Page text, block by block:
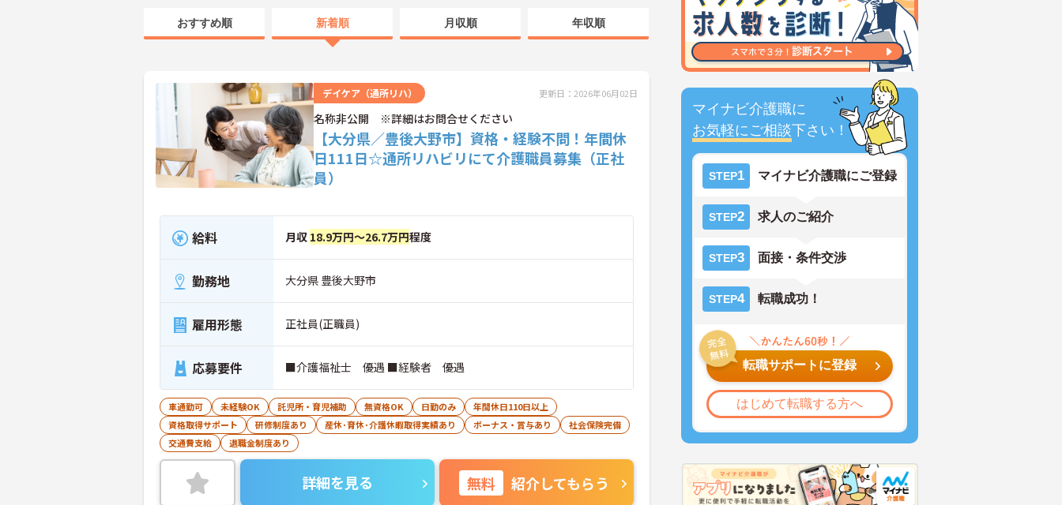
マイナビ介護職に
お気軽にご相談下さい！
STEP1 マイナビ介護職にご登録
STEP2 求人のご紹介
STEP3 面接・条件交渉
STEP4 転職成功！
転職サポートに登録
はじめて転職する方へ
おすすめ順 新着順 月収順 年収順
デイケア（通所リハ） 更新日：2026年06月02日
名称非公開 ※詳細はお問合せください
【大分県／豊後大野市】資格・経験不問！年間休
日111日☆通所リハビリにて介護職員募集（正社
員）
給料 月収 18.9万円～26.7万円程度
勤務地 大分県 豊後大野市
雇用形態 正社員(正職員)
応募要件 ■介護福祉士 優遇 ■経験者 優遇
車通勤可 未経験OK 託児所・育児補助 無資格OK 日勤のみ
年間休日110日以上
資格取得サポート
研修制度あり 産休･育休･介護休暇取得実績あり ボーナス・賞与あり
社会保険完備
交通費支給
退職金制度あり
詳細を見る 無料 紹介してもらう